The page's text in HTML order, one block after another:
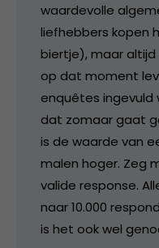
waardevolle
liefhebbers kopen
biertje), maar
op dat moment
enquêtes ingevuld
dat zomaar gaat
is de waarde van
malen hoger. Zeg
valide response.
naar 10.000
is het ook wel